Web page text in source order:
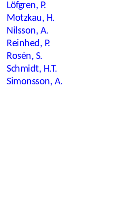
Löfgren, P.
Motzkau, H.
Nilsson, A.
Reinhed, P.
Rosén, S.
Schmidt, H.T.
Simonsson, A.